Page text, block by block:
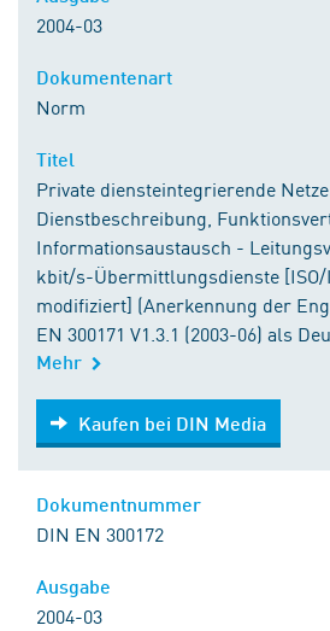
2004-03
Norm
Private diensteintegrierende
Dienstbeschreibung,
Informationsaustausch -
kbit/s-Übermittlungsdienste [ISO/
modifiziert] (Anerkennung der
EN 300171 V1.3.1 (2003-06) als
Mehr
Kaufen bei DIN Media
Kaufen bei DIN Media
DIN EN 300172
2004-03